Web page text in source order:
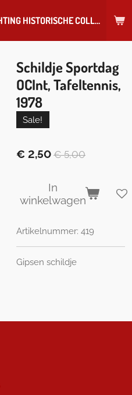
WEBSHOP STICHTING HISTORISCHE COLLECTIE REGIMENT
Schildje Sportdag
OCInt, Tafeltennis,
1978
Sale!
€ 2,50 € 5,00
In
winkelwagen
Artikelnummer: 419
Gipsen schildje